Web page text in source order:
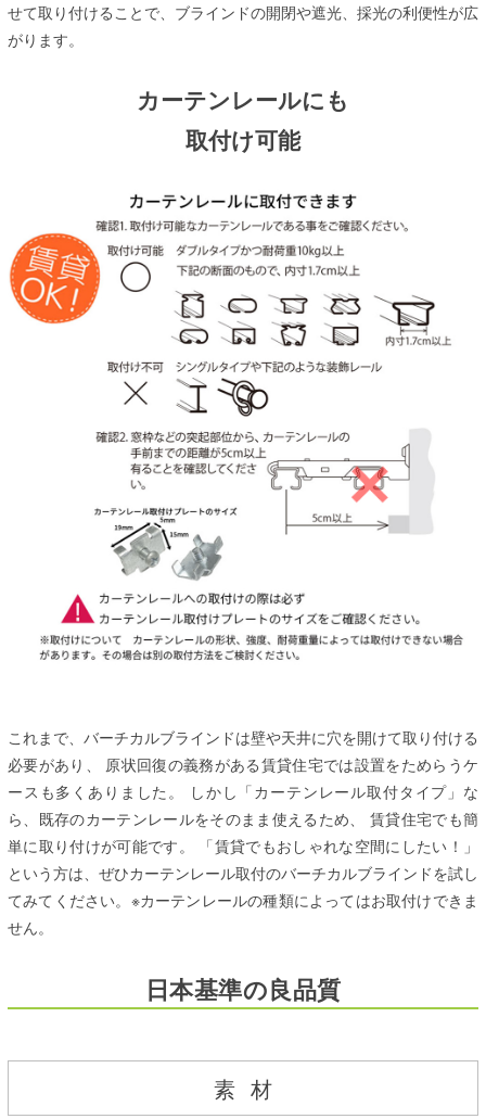
せて取り付けることで、ブラインドの開閉や遮光、採光の利便性が広
がります。
カーテンレールにも
取付け可能
これまで、バーチカルブラインドは壁や天井に穴を開けて取り付ける
必要があり、 原状回復の義務がある賃貸住宅では設置をためらうケ
ースも多くありました。 しかし「カーテンレール取付タイプ」な
ら、既存のカーテンレールをそのまま使えるため、 賃貸住宅でも簡
単に取り付けが可能です。 「賃貸でもおしゃれな空間にしたい！」
という方は、ぜひカーテンレール取付のバーチカルブラインドを試し
てみてください。※カーテンレールの種類によってはお取付けできま
せん。
日本基準の良品質
素 材